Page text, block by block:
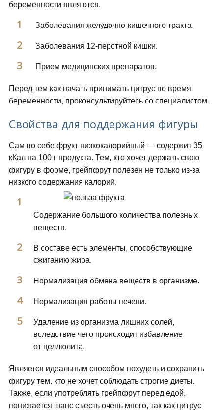
беременности являются.
Заболевания желудочно-кишечного тракта.
Заболевания 12-перстной кишки.
Прием медицинских препаратов.
Перед тем как начать принимать цитрус во время
беременности, проконсультируйтесь со специалистом.
Свойства для поддержания фигуры
Сам по себе фрукт низкокалорийный — содержит 35
кКал на 100 г продукта. Тем, кто хочет держать свою
фигуру в форме, грейпфрут полезен не только из-за
низкого содержания калорий.
Содержание большого количества полезных
веществ.
В составе есть элементы, способствующие
сжиганию жира.
Нормализация обмена веществ в организме.
Нормализация работы печени.
Удаление из организма лишних солей,
вследствие чего происходит избавление
от целлюлита.
Является идеальным способом похудеть и сохранить
фигуру тем, кто не хочет соблюдать строгие диеты.
Также, если употреблять грейпфрут перед едой,
понижается шанс съесть очень много, так как цитрус